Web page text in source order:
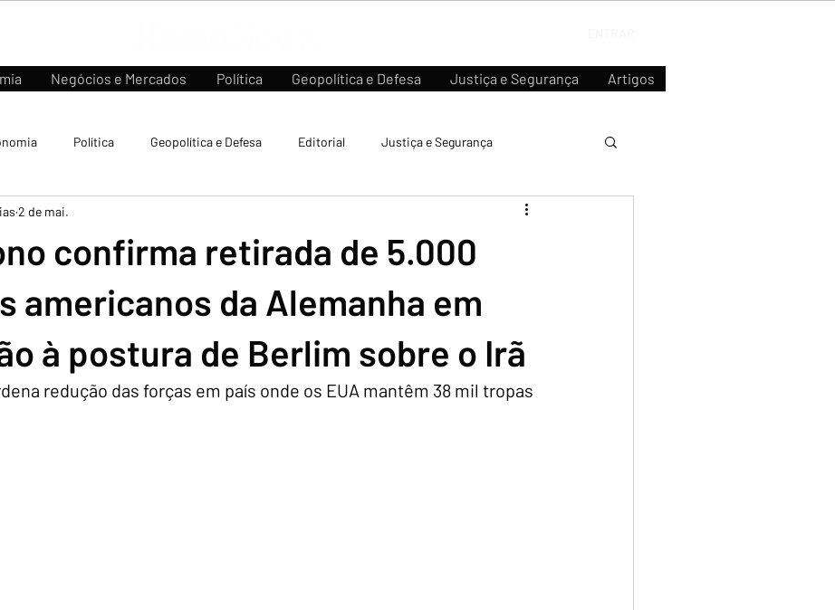
Negócios e Mercados Política Geopolítica e Defesa Justiça e Segurança Artigos
Política Geopolítica e Defesa Editorial Justiça e Segurança
confirma retirada de 5.000
americanos da Alemanha em
à postura de Berlim sobre o Irã
2 de mai.
redução das forças em país onde os EUA mantêm 38 mil tropas